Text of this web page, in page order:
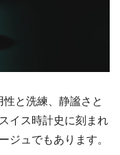
と洗練、静謐さと
イス時計史に刻まれ
ジュでもあります。